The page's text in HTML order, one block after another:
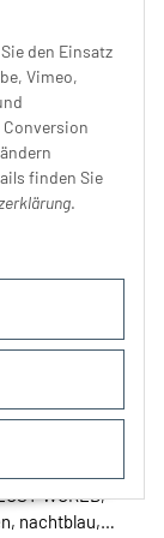
den Einsatz
Vimeo,
Conversion
finden Sie
.
anthrazit,
WORLD,
nachtblau,